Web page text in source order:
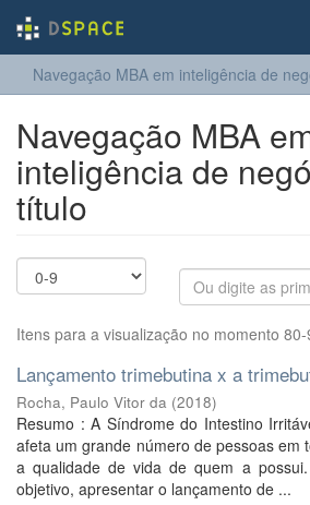
Navegação MBA em inteligência de
Navegação MBA
inteligência de
título
Itens para a visualização no momento
Lançamento trimebutina x a
Rocha, Paulo Vitor da (2018)
Resumo : A Síndrome do Intestino
afeta um grande número de pessoas em
a qualidade de vida de quem a
objetivo, apresentar o lançamento de ...